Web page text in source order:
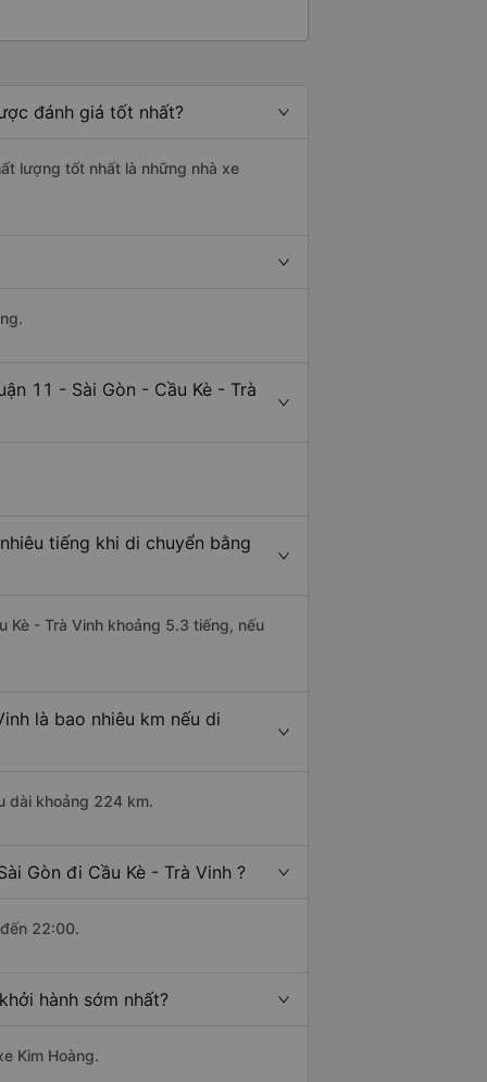
đánh giá tốt nhất?
lượng tốt nhất là những nhà xe
11 - Sài Gòn - Cầu Kè - Trà
tiếng khi di chuyển bằng
Kè - Trà Vinh khoảng 5.3 tiếng, nếu
là bao nhiêu km nếu di
dài khoảng 224 km.
Gòn đi Cầu Kè - Trà Vinh ?
22:00.
hành sớm nhất?
Kim Hoàng.